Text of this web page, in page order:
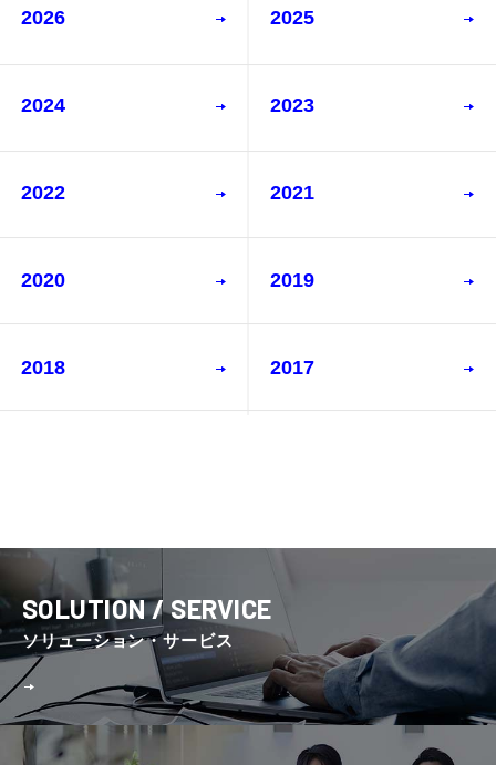
2026 2025
2024 2023
2022 2021
2020 2019
2018 2017
SOLUTION / SERVICE
ソリューション・サービス